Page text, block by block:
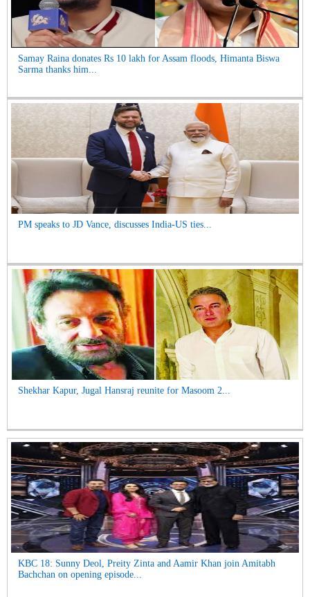
Samay Raina donates Rs 10 lakh for Assam floods, Himanta Biswa
Sarma thanks him...
PM speaks to JD Vance, discusses India-US ties...
Shekhar Kapur, Jugal Hansraj reunite for Masoom 2...
KBC 18: Sunny Deol, Preity Zinta and Aamir Khan join Amitabh
Bachchan on opening episode...